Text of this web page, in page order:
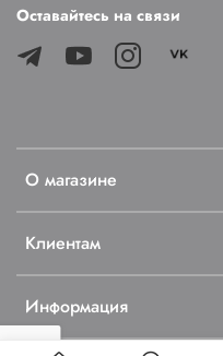
О магазине
Клиентам
Информация
Оставайтесь на связи